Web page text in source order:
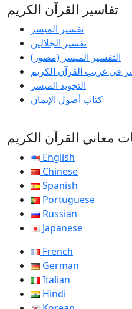
تفاسير القرآن الكريم
تفسير المیسر
تفسير الجلالين
التفسير الميسر (مصور)
في غريب القرآن الكريم
التجويد الميسر
كتاب أصول الإيمان
معاني القرآن الكريم
English
Chinese
Spanish
Portuguese
Russian
Japanese
French
German
Italian
Hindi